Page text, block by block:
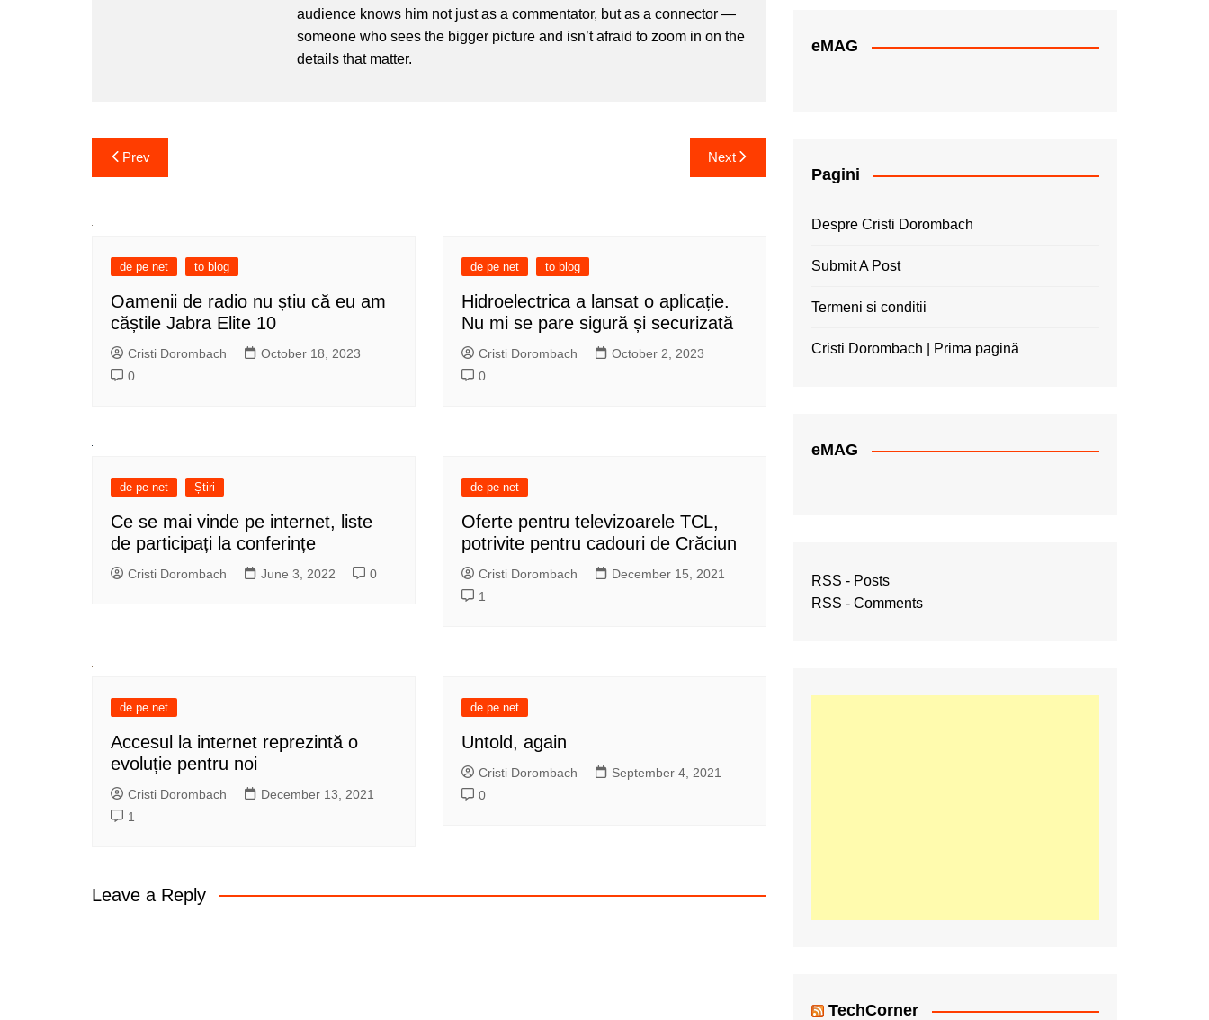
audience knows him not just as a commentator, but as a connector —
someone who sees the bigger picture and isn’t afraid to zoom in on the
details that matter.
Post
navigation
Prev Next
de pe net to blog
Oamenii de radio nu știu că eu am
căștile Jabra Elite 10
Cristi Dorombach
October 18, 2023
0
de pe net to blog
Hidroelectrica a lansat o aplicație.
Nu mi se pare sigură și securizată
Cristi Dorombach
October 2, 2023
0
de pe net Știri
Ce se mai vinde pe internet, liste
de participați la conferințe
Cristi Dorombach June 3, 2022 0
de pe net
Oferte pentru televizoarele TCL,
potrivite pentru cadouri de Crăciun
Cristi Dorombach
December 15, 2021
1
de pe net
Accesul la internet reprezintă o
evoluție pentru noi
Cristi Dorombach
December 13, 2021
1
de pe net
Untold, again
Cristi Dorombach
September 4, 2021
0
Leave a Reply
eMAG
Pagini
Despre Cristi Dorombach
Submit A Post
Termeni si conditii
Cristi Dorombach | Prima pagină
eMAG
RSS - Posts
RSS - Comments
TechCorner